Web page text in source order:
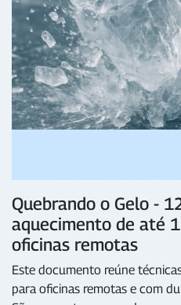
Quebrando o Gelo -
aquecimento de até
oficinas remotas
Este documento reúne
para oficinas remotas e com